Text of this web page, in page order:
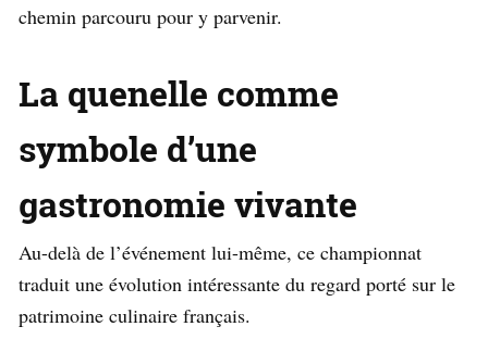
chemin parcouru pour y parvenir.
La quenelle comme
symbole d’une
gastronomie vivante
Au-delà de l’événement lui-même, ce championnat
traduit une évolution intéressante du regard porté sur le
patrimoine culinaire français.